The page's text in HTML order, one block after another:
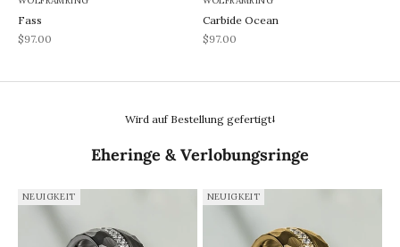
Fass
REA-pris
$97.00
Carbide Ocean
REA-pris
$97.00
Wird auf Bestellung gefertigt⭣
Eheringe & Verlobungsringe
NEUIGKEIT NEUIGKEIT